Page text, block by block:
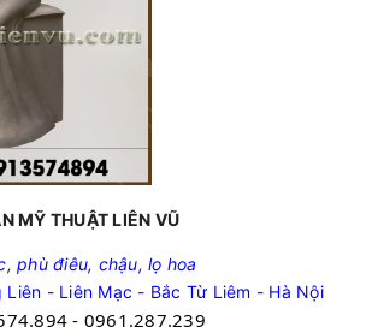
MỸ THUẬT LIÊN VŨ
, phù điêu, chậu, lọ hoa
Liên - Liên Mạc - Bắc Từ Liêm - Hà Nội
- 0961.287.239